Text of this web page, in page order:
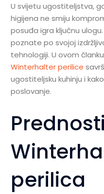
U svijetu ugostiteljstva,
higijena ne smiju
posuđa igra ključnu
poznate po svojoj
tehnologiji. U ovom
Winterhalter perilice
ugostiteljsku kuhinju i
poslovanje.
Prednosti
perilica